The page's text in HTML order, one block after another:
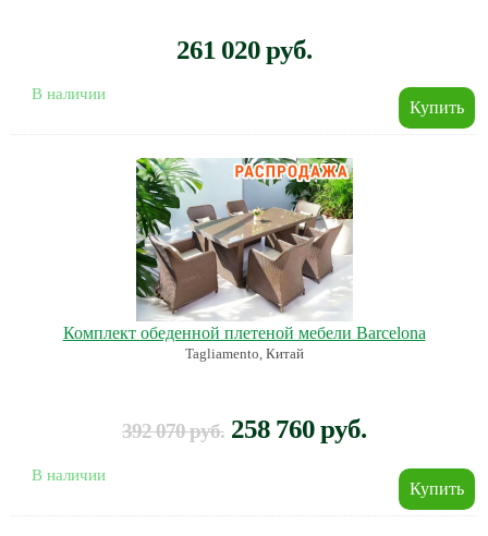
261 020 руб.
В наличии
Комплект обеденной плетеной мебели Barcelona
Tagliamento, Китай
392 070 руб. 258 760 руб.
В наличии